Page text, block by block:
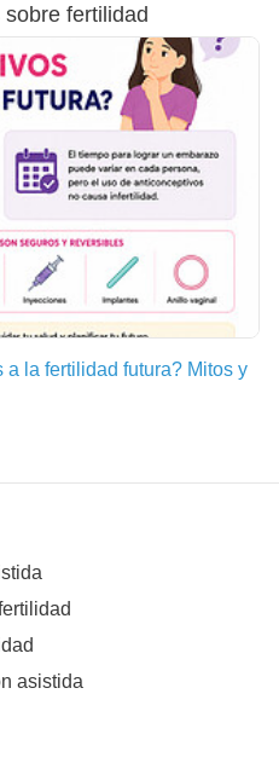
fertilidad
la fertilidad futura? Mitos y
asistida